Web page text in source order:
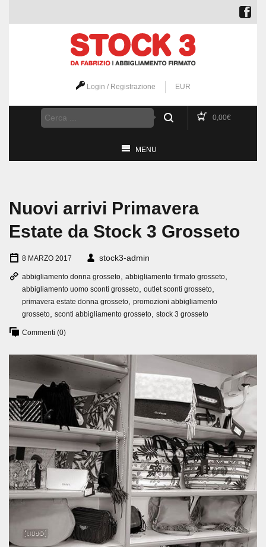
Login / Registrazione EUR
0,00€
MENU
Nuovi arrivi Primavera
Estate da Stock 3 Grosseto
8 MARZO 2017 stock3-admin
abbigliamento donna grosseto abbigliamento firmato grosseto
abbigliamento uomo sconti grosseto outlet sconti grosseto
primavera estate donna grosseto promozioni abbigliamento
grosseto sconti abbigliamento grosseto stock 3 grosseto
Commenti (0)